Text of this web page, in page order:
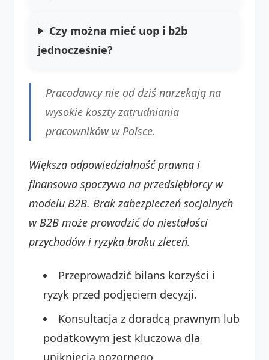
Czy można mieć uop i b2b
jednocześnie?
Pracodawcy nie od dziś narzekają na
wysokie koszty zatrudniania
pracowników w Polsce.
Większa odpowiedzialność prawna i
finansowa spoczywa na przedsiębiorcy w
modelu B2B. Brak zabezpieczeń socjalnych
w B2B może prowadzić do niestałości
przychodów i ryzyka braku zleceń.
Przeprowadzić bilans korzyści i
ryzyk przed podjęciem decyzji.
Konsultacja z doradcą prawnym lub
podatkowym jest kluczowa dla
uniknięcia pozornego